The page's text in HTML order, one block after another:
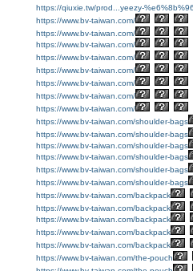
https://qiuxie.tw/prod...yeezy-
https://www.bv-taiwan.com/
https://www.bv-taiwan.com/
https://www.bv-taiwan.com/
https://www.bv-taiwan.com/
https://www.bv-taiwan.com/
https://www.bv-taiwan.com/
https://www.bv-taiwan.com/
https://www.bv-taiwan.com/
https://www.bv-taiwan.com/shoulder-bags
https://www.bv-taiwan.com/shoulder-bags
https://www.bv-taiwan.com/shoulder-bags
https://www.bv-taiwan.com/shoulder-bags
https://www.bv-taiwan.com/shoulder-bags
https://www.bv-taiwan.com/shoulder-bags
https://www.bv-taiwan.com/backpack
https://www.bv-taiwan.com/backpack
https://www.bv-taiwan.com/backpack
https://www.bv-taiwan.com/backpack
https://www.bv-taiwan.com/backpack
https://www.bv-taiwan.com/the-pouch